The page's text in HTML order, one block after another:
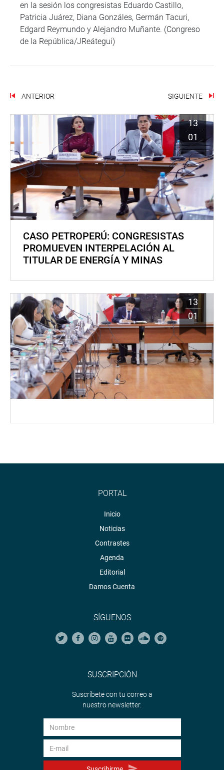
en la sesión los congresistas Eduardo Castillo,
Patricia Juárez, Diana Gonzáles, Germán Tacuri,
Edgard Reymundo y Alejandro Muñante. (Congreso
de la República/JReátegui)
ANTERIOR SIGUIENTE
13
01
CASO PETROPERÚ: CONGRESISTAS
PROMUEVEN INTERPELACIÓN AL
TITULAR DE ENERGÍA Y MINAS
13
01
PORTAL
Inicio
Noticias
Contrastes
Agenda
Editorial
Damos Cuenta
SÍGUENOS
SUSCRIPCIÓN
Suscríbete con tu correo a
nuestro newsletter.